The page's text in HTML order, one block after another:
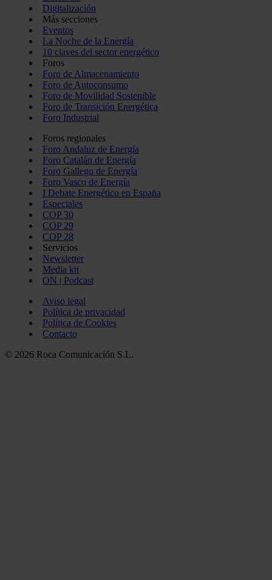
Digitalización
Más secciones
Eventos
La Noche de la Energía
10 claves del sector energético
Foros
Foro de Almacenamiento
Foro de Autoconsumo
Foro de Movilidad Sostenible
Foro de Transición Energética
Foro Industrial
Foros regionales
Foro Andaluz de Energía
Foro Catalán de Energía
Foro Gallego de Energía
Foro Vasco de Energía
I Debate Energético en España
Especiales
COP 30
COP 29
COP 28
Servicios
Newsletter
Media kit
ON | Podcast
Aviso legal
Política de privacidad
Política de Cookies
Contacto
© 2026 Roca Comunicación S.L.